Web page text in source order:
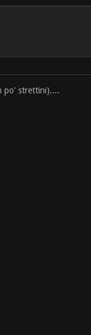
po' strettini)....